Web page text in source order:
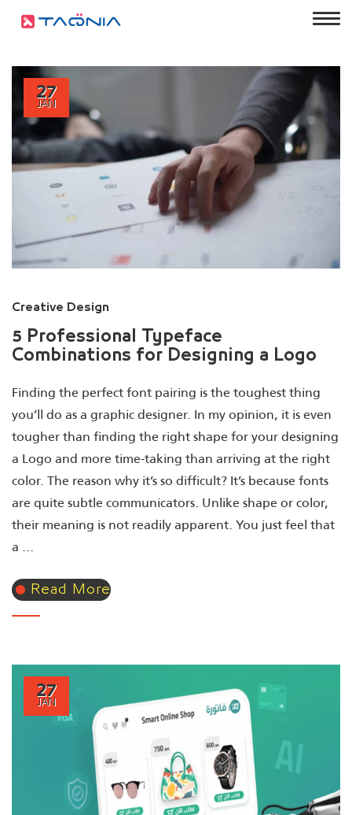
27
JAN
Creative Design
5 Professional Typeface
Combinations for Designing a Logo
Finding the perfect font pairing is the toughest thing
you’ll do as a graphic designer. In my opinion, it is even
tougher than finding the right shape for your designing
a Logo and more time-taking than arriving at the right
color. The reason why it’s so difficult? It’s because fonts
are quite subtle communicators. Unlike shape or color,
their meaning is not readily apparent. You just feel that
a ...
Read More
27
JAN